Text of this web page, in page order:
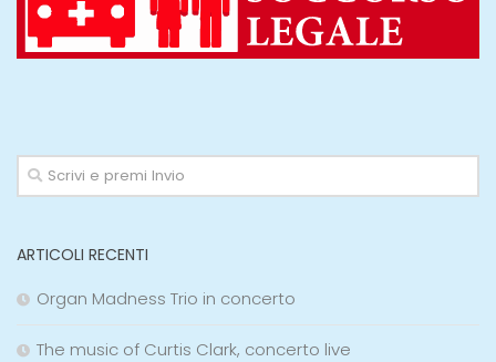
ARTICOLI RECENTI
Organ Madness Trio in concerto
The music of Curtis Clark, concerto live